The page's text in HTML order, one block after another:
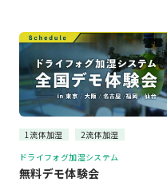
1流体加湿
2流体加湿
ドライフォグ加湿システム
無料デモ体験会